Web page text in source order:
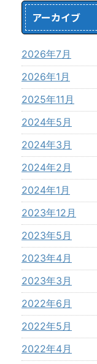
アーカイブ
2026年7月
2026年1月
2025年11月
2024年5月
2024年3月
2024年2月
2024年1月
2023年12月
2023年5月
2023年4月
2023年3月
2022年6月
2022年5月
2022年4月